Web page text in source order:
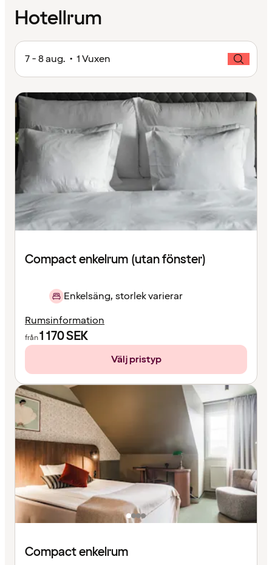
Hotellrum
7 - 8 aug. • 1 Vuxen
Compact enkelrum (utan fönster)
Enkelsäng, storlek varierar
Rumsinformation
från1 170SEK
Välj pristyp
Compact enkelrum